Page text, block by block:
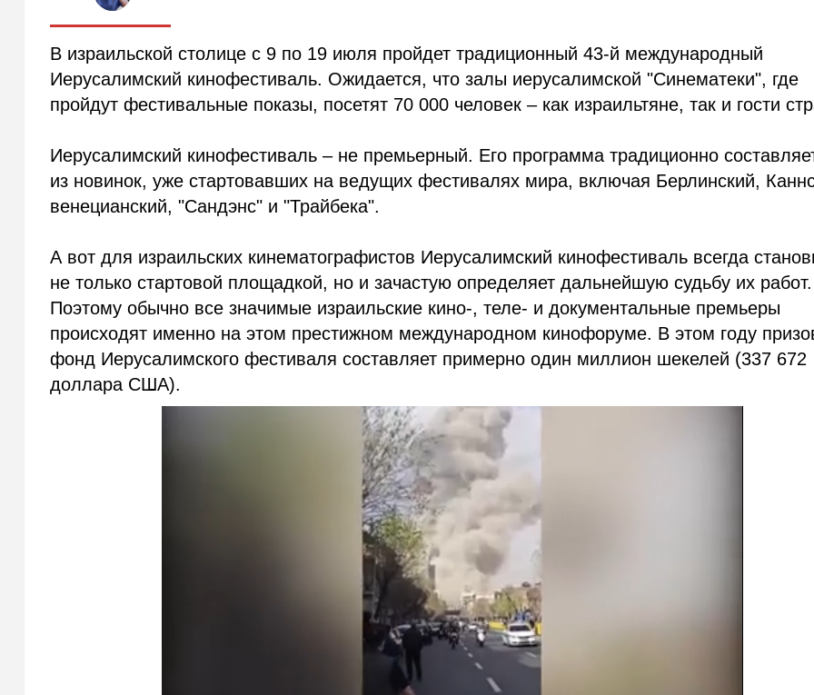
В израильской столице с 9 по 19 июля пройдет традиционный 43-й международный
Иерусалимский кинофестиваль. Ожидается, что залы иерусалимской "Синематеки", где
пройдут фестивальные показы, посетят 70 000 человек – как израильтяне, так и гости
Иерусалимский кинофестиваль – не премьерный. Его программа традиционно
из новинок, уже стартовавших на ведущих фестивалях мира, включая Берлинский,
венецианский, "Сандэнс" и "Трайбека".
А вот для израильских кинематографистов Иерусалимский кинофестиваль всегда
не только стартовой площадкой, но и зачастую определяет дальнейшую судьбу их работ.
Поэтому обычно все значимые израильские кино-, теле- и документальные премьеры
происходят именно на этом престижном международном кинофоруме. В этом году
фонд Иерусалимского фестиваля составляет примерно один миллион шекелей (337 672
доллара США).